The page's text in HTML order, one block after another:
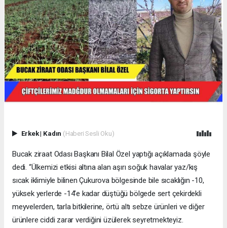
Erkek| Kadın (Haberi Sesli Oku)
Bucak ziraat Odası Başkanı Bilal Özel yaptığı açıklamada şöyle
dedi. “Ülkemizi etkisi altına alan aşırı soğuk havalar yaz/kış
sıcak iklimiyle bilinen Çukurova bölgesinde bile sıcaklığın -10,
yüksek yerlerde -14’e kadar düştüğü bölgede sert çekirdekli
meyvelerden, tarla bitkilerine, örtü altı sebze ürünleri ve diğer
ürünlere ciddi zarar verdiğini üzülerek seyretmekteyiz.